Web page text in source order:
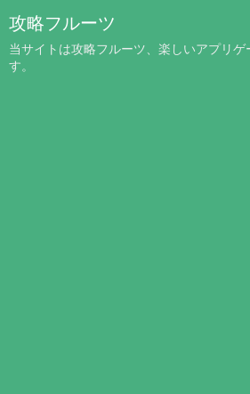
攻略フルーツ
当サイトは攻略フルーツ、楽しいアプリゲ
す。